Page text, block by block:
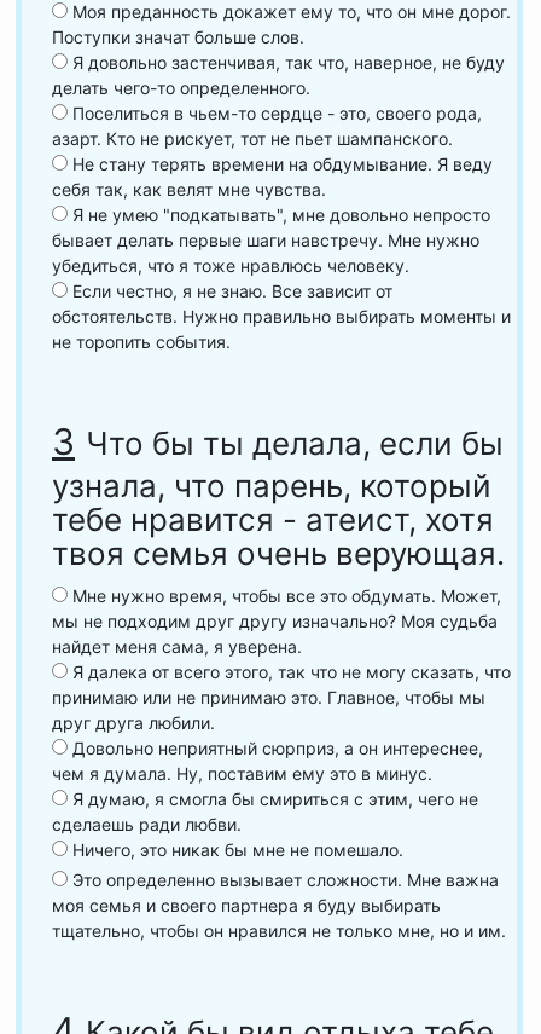
Моя преданность докажет ему то, что он мне дорог.
Поступки значат больше слов.
Я довольно застенчивая, так что, наверное, не буду
делать чего-то определенного.
Поселиться в чьем-то сердце - это, своего рода,
азарт. Кто не рискует, тот не пьет шампанского.
Не стану терять времени на обдумывание. Я веду
себя так, как велят мне чувства.
Я не умею "подкатывать", мне довольно непросто
бывает делать первые шаги навстречу. Мне нужно
убедиться, что я тоже нравлюсь человеку.
Если честно, я не знаю. Все зависит от
обстоятельств. Нужно правильно выбирать моменты и
не торопить события.
3 Что бы ты делала, если бы
узнала, что парень, который
тебе нравится - атеист, хотя
твоя семья очень верующая.
Мне нужно время, чтобы все это обдумать. Может,
мы не подходим друг другу изначально? Моя судьба
найдет меня сама, я уверена.
Я далека от всего этого, так что не могу сказать, что
принимаю или не принимаю это. Главное, чтобы мы
друг друга любили.
Довольно неприятный сюрприз, а он интереснее,
чем я думала. Ну, поставим ему это в минус.
Я думаю, я смогла бы смириться с этим, чего не
сделаешь ради любви.
Ничего, это никак бы мне не помешало.
Это определенно вызывает сложности. Мне важна
моя семья и своего партнера я буду выбирать
тщательно, чтобы он нравился не только мне, но и им.